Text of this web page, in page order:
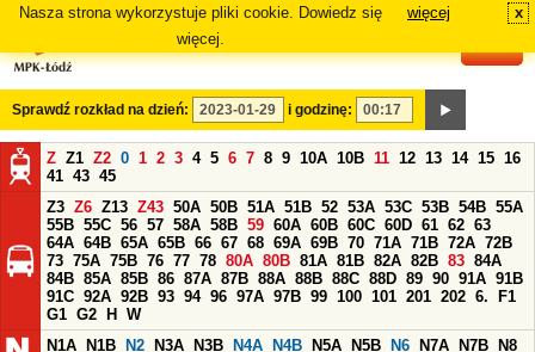
Nasza strona wykorzystuje pliki cookie. Dowiedz się
więcej.
więcej x
Sprawdź rozkład na dzień: i godzinę:
Z Z1 Z2 0 1 2 3 4 5 6 7 8 9 10A 10B 11 12 13 14 15 16
41 43 45
Z3 Z6 Z13 Z43 50A 50B 51A 51B 52 53A 53C 53B 54B 55A
55B 55C 56 57 58A 58B 59 60A 60B 60C 60D 61 62 63
64A 64B 65A 65B 66 67 68 69A 69B 70 71A 71B 72A 72B
73 75A 75B 76 77 78 80A 80B 81A 81B 82A 82B 83 84A
84B 85A 85B 86 87A 87B 88A 88B 88C 88D 89 90 91A 91B
91C 92A 92B 93 94 96 97A 97B 99 100 101 201 202 6.
F1
G1 G2 H
W
N1A
N1B N2 N3A N3B N4A N4B N5A N5B N6 N7A N7B
N8